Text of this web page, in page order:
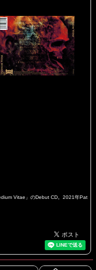
Vitae」のDebut CD。2021年Pat